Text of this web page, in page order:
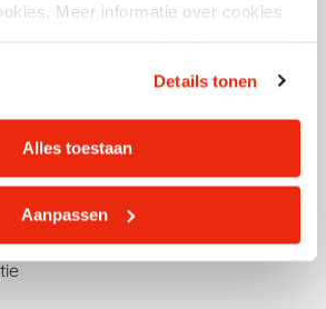
Meer informatie over cookies
Details tonen
Alles toestaan
Aanpassen